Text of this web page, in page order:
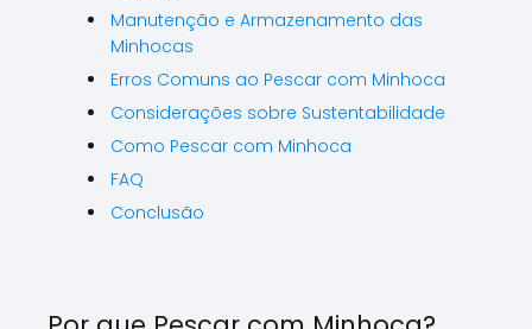
Manutenção e Armazenamento das
Minhocas
Erros Comuns ao Pescar com Minhoca
Considerações sobre Sustentabilidade
Como Pescar com Minhoca
FAQ
Conclusão